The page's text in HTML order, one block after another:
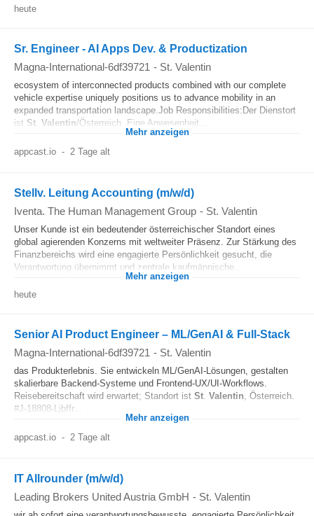
heute
Sr. Engineer - AI Apps Dev. & Productization
Magna-International-6df39721 - St. Valentin
ecosystem of interconnected products combined with our complete
vehicle expertise uniquely positions us to advance mobility in an
expanded transportation landscape.Job Responsibilities:Der Dienstort
ist St Valentin/Österreich. Eine Anwesenheit...
Mehr anzeigen
appcast.io - 2 Tage alt
Stellv. Leitung Accounting (m/w/d)
Iventa. The Human Management Group - St. Valentin
Unser Kunde ist ein bedeutender österreichischer Standort eines
global agierenden Konzerns mit weltweiter Präsenz. Zur Stärkung des
Finanzbereichs wird eine engagierte Persönlichkeit gesucht, die
Verantwortung übernimmt und zentrale kaufmännische...
Mehr anzeigen
heute
Senior AI Product Engineer – ML/GenAI & Full-Stack
Magna-International-6df39721 - St. Valentin
das Produkterlebnis. Sie entwickeln ML/GenAI-Lösungen, gestalten
skalierbare Backend-Systeme und Frontend-UX/UI-Workflows.
Reisebereitschaft wird erwartet; Standort ist St. Valentin, Österreich.
#J-18808-Ljbffr...
Mehr anzeigen
appcast.io - 2 Tage alt
IT Allrounder (m/w/d)
Leading Brokers United Austria GmbH - St. Valentin